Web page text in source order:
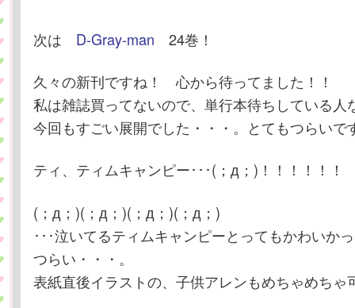
次は D-Gray-man 24巻！
久々の新刊ですね！ 心から待ってました！！
私は雑誌買ってないので、単行本待ちしている人
今回もすごい展開でした・・・。とてもつらいで
ティ、ティムキャンピー･･･(；д；)！！！！！！
(；д；)(；д；)(；д；)(；д；)
･･･泣いてるティムキャンピーとってもかわいか
つらい・・・。
表紙直後イラストの、子供アレンもめちゃめちゃ